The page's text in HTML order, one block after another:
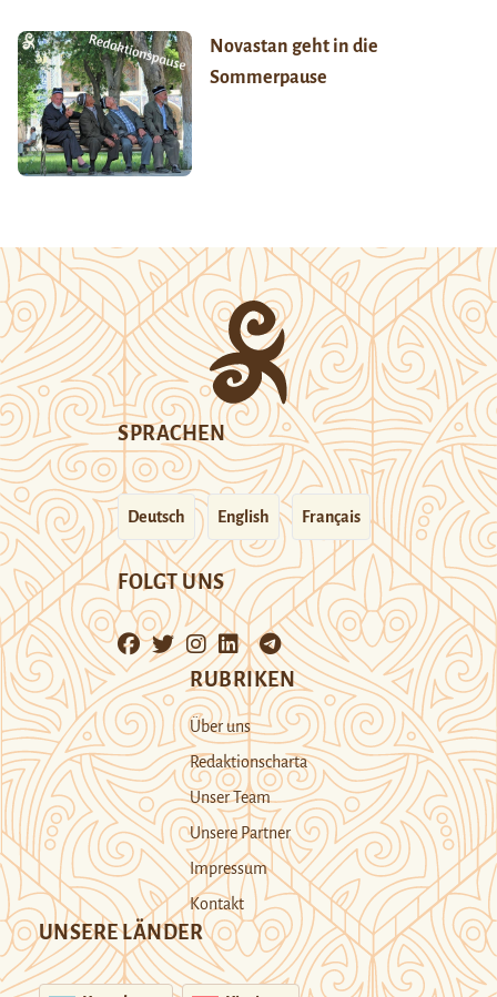
Novastan geht in die
Sommerpause
SPRACHEN
Deutsch English Français
FOLGT UNS
RUBRIKEN
Über uns
Redaktionscharta
Unser Team
Unsere Partner
Impressum
Kontakt
UNSERE LÄNDER